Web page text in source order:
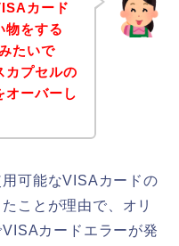
カード
物をする
たいで
カプセルの
オーバーし
用可能なVISAカードの
ことが理由で、オリ
カードエラーが発